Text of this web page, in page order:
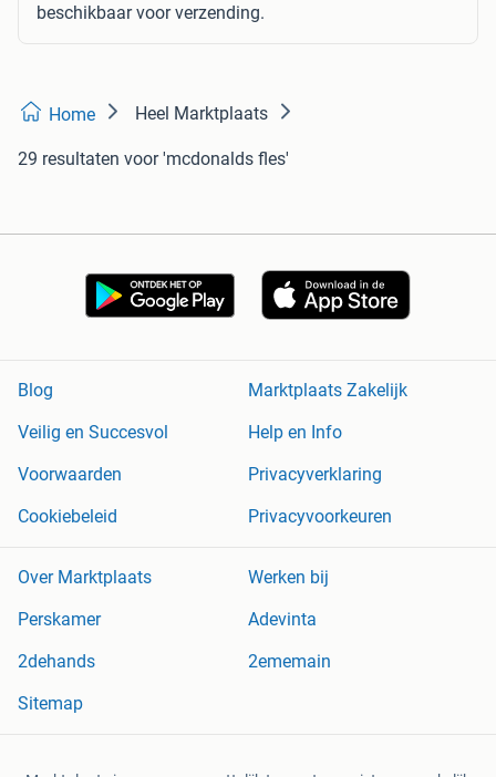
beschikbaar voor verzending.
Home Heel Marktplaats
29 resultaten voor 'mcdonalds fles'
Blog
Marktplaats Zakelijk
Veilig en Succesvol
Help en Info
Voorwaarden
Privacyverklaring
Cookiebeleid
Privacyvoorkeuren
Over Marktplaats
Werken bij
Perskamer
Adevinta
2dehands
2ememain
Sitemap